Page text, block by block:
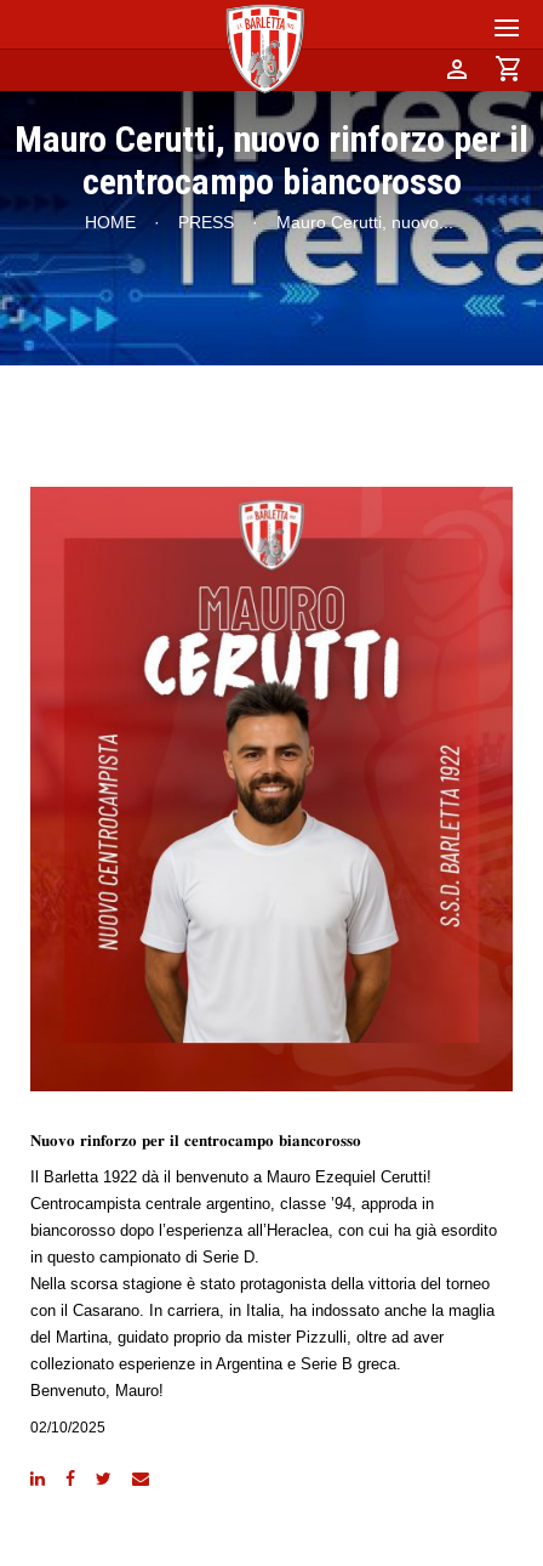
person shopping_cart
Mauro Cerutti, nuovo rinforzo per il
centrocampo biancorosso
HOME · PRESS · Mauro Cerutti, nuovo ...
𝐍𝐮𝐨𝐯𝐨 𝐫𝐢𝐧𝐟𝐨𝐫𝐳𝐨 𝐩𝐞𝐫 𝐢𝐥 𝐜𝐞𝐧𝐭𝐫𝐨𝐜𝐚𝐦𝐩𝐨 𝐛𝐢𝐚𝐧𝐜𝐨𝐫𝐨𝐬𝐬𝐨
Il Barletta 1922 dà il benvenuto a Mauro Ezequiel Cerutti!
Centrocampista centrale argentino, classe ’94, approda in
biancorosso dopo l’esperienza all’Heraclea, con cui ha già esordito
in questo campionato di Serie D.
Nella scorsa stagione è stato protagonista della vittoria del torneo
con il Casarano. In carriera, in Italia, ha indossato anche la maglia
del Martina, guidato proprio da mister Pizzulli, oltre ad aver
collezionato esperienze in Argentina e Serie B greca.
Benvenuto, Mauro!
02/10/2025